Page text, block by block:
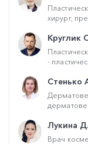
хирург,
Круглик
-
Стенько
Лукина
Врач